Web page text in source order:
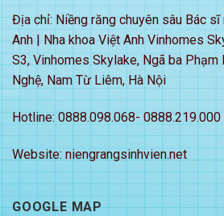
Địa chỉ: Niềng răng chuyên sâu Bác
Anh | Nha khoa Việt Anh Vinhomes
S3, Vinhomes Skylake, Ngã ba
Nghệ, Nam Từ Liêm, Hà Nội
Hotline: 0888.098.068- 0888.219.000
Website: niengrangsinhvien.net
GOOGLE MAP